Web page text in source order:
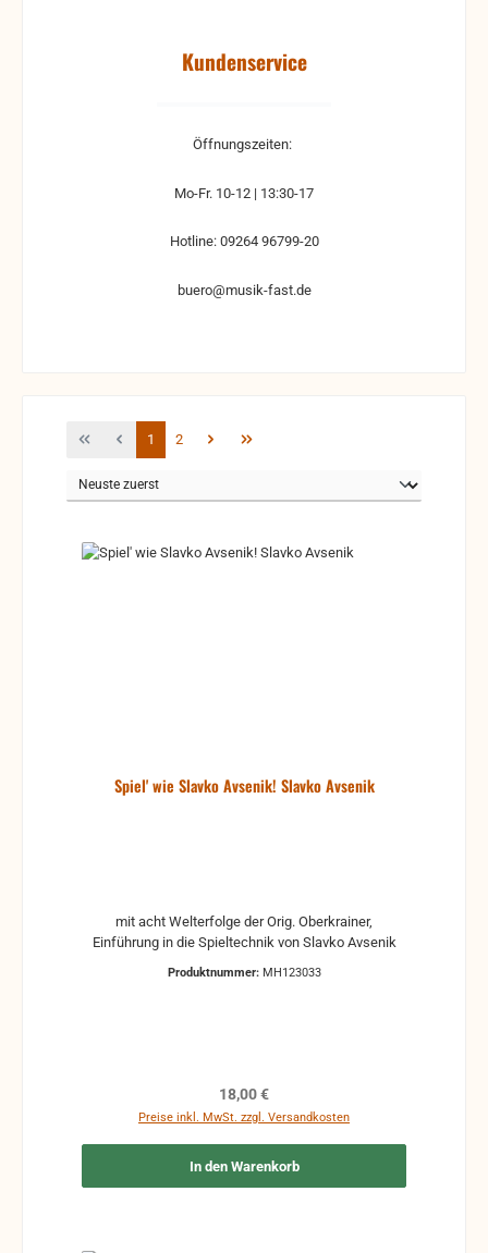
Kundenservice
Öffnungszeiten:
Mo-Fr. 10-12 | 13:30-17
Hotline: 09264 96799-20
buero@musik-fast.de
Seite
1 Seite
2
Spiel' wie Slavko Avsenik! Slavko Avsenik
mit acht Welterfolge der Orig. Oberkrainer,
Einführung in die Spieltechnik von Slavko Avsenik
Produktnummer: MH123033
Regulärer Preis:
18,00 €
Preise inkl. MwSt. zzgl. Versandkosten
In den Warenkorb